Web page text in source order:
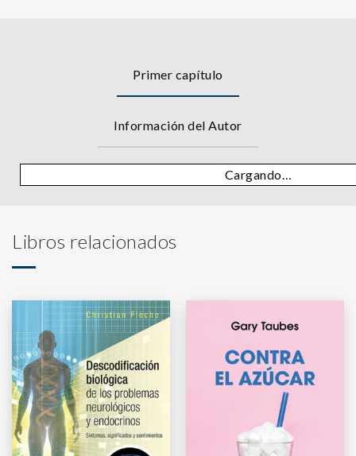
Primer capítulo
Información del Autor
Cargando…
Libros relacionados